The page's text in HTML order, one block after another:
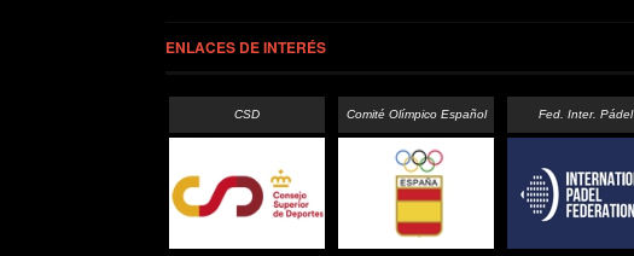
ENLACES DE INTERÉS
CSD Comité Olímpico Español Fed. Inter. Pádel